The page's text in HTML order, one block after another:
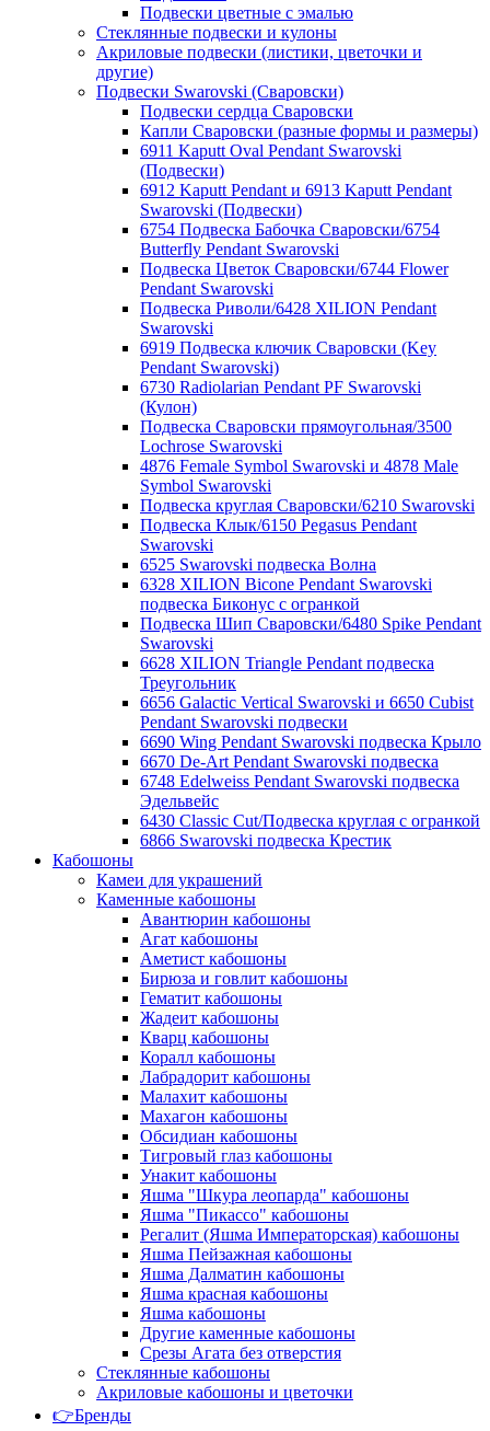
Подвески цветные с эмалью
Стеклянные подвески и кулоны
Акриловые подвески (листики, цветочки и
другие)
Подвески Swarovski (Сваровски)
Подвески сердца Сваровски
Капли Сваровски (разные формы и размеры)
6911 Kaputt Oval Pendant Swarovski
(Подвески)
6912 Kaputt Pendant и 6913 Kaputt Pendant
Swarovski (Подвески)
6754 Подвеска Бабочка Сваровски/6754
Butterfly Pendant Swarovski
Подвеска Цветок Сваровски/6744 Flower
Pendant Swarovski
Подвеска Риволи/6428 XILION Pendant
Swarovski
6919 Подвеска ключик Сваровски (Key
Pendant Swarovski)
6730 Radiolarian Pendant PF Swarovski
(Кулон)
Подвеска Сваровски прямоугольная/3500
Lochrose Swarovski
4876 Female Symbol Swarovski и 4878 Male
Symbol Swarovski
Подвеска круглая Сваровски/6210 Swarovski
Подвеска Клык/6150 Pegasus Pendant
Swarovski
6525 Swarovski подвеска Волна
6328 XILION Bicone Pendant Swarovski
подвеска Биконус c огранкой
Подвеска Шип Сваровски/6480 Spike Pendant
Swarovski
6628 XILION Triangle Pendant подвеска
Треугольник
6656 Galactic Vertical Swarovski и 6650 Cubist
Pendant Swarovski подвески
6690 Wing Pendant Swarovski подвеска Крыло
6670 De-Art Pendant Swarovski подвеска
6748 Edelweiss Pendant Swarovski подвеска
Эдельвейс
6430 Classic Cut/Подвеска круглая с огранкой
6866 Swarovski подвеска Крестик
Кабошоны
Камеи для украшений
Каменные кабошоны
Авантюрин кабошоны
Агат кабошоны
Аметист кабошоны
Бирюза и говлит кабошоны
Гематит кабошоны
Жадеит кабошоны
Кварц кабошоны
Коралл кабошоны
Лабрадорит кабошоны
Малахит кабошоны
Махагон кабошоны
Обсидиан кабошоны
Тигровый глаз кабошоны
Унакит кабошоны
Яшма "Шкура леопарда" кабошоны
Яшма "Пикассо" кабошоны
Регалит (Яшма Императорская) кабошоны
Яшма Пейзажная кабошоны
Яшма Далматин кабошоны
Яшма красная кабошоны
Яшма кабошоны
Другие каменные кабошоны
Срезы Агата без отверстия
Стеклянные кабошоны
Акриловые кабошоны и цветочки
👉Бренды